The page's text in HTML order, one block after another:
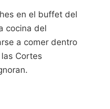
en el buffet del
cocina del
a comer dentro
Cortes